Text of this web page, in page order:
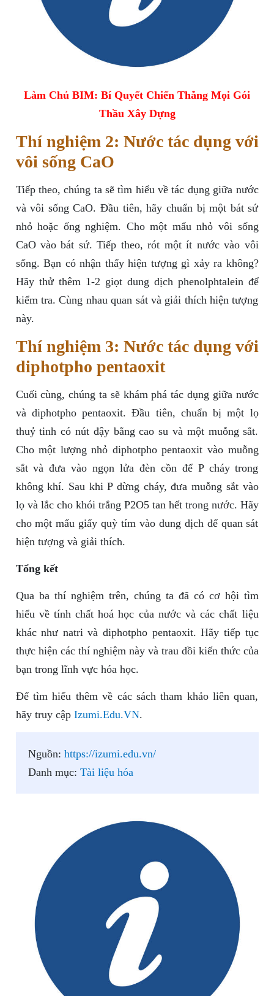
Làm Chủ BIM: Bí Quyết Chiến Thắng Mọi Gói
Thầu Xây Dựng
Thí nghiệm 2: Nước tác dụng với
vôi sống CaO
Tiếp theo, chúng ta sẽ tìm hiểu về tác dụng giữa nước
và vôi sống CaO. Đầu tiên, hãy chuẩn bị một bát sứ
nhỏ hoặc ống nghiệm. Cho một mẩu nhỏ vôi sống
CaO vào bát sứ. Tiếp theo, rót một ít nước vào vôi
sống. Bạn có nhận thấy hiện tượng gì xảy ra không?
Hãy thử thêm 1-2 giọt dung dịch phenolphtalein để
kiểm tra. Cùng nhau quan sát và giải thích hiện tượng
này.
Thí nghiệm 3: Nước tác dụng với
diphotpho pentaoxit
Cuối cùng, chúng ta sẽ khám phá tác dụng giữa nước
và diphotpho pentaoxit. Đầu tiên, chuẩn bị một lọ
thuỷ tinh có nút đậy bằng cao su và một muỗng sắt.
Cho một lượng nhỏ diphotpho pentaoxit vào muỗng
sắt và đưa vào ngọn lửa đèn cồn để P cháy trong
không khí. Sau khi P dừng cháy, đưa muỗng sắt vào
lọ và lắc cho khói trắng P2O5 tan hết trong nước. Hãy
cho một mẩu giấy quỳ tím vào dung dịch để quan sát
hiện tượng và giải thích.
Tổng kết
Qua ba thí nghiệm trên, chúng ta đã có cơ hội tìm
hiểu về tính chất hoá học của nước và các chất liệu
khác như natri và diphotpho pentaoxit. Hãy tiếp tục
thực hiện các thí nghiệm này và trau dồi kiến thức của
bạn trong lĩnh vực hóa học.
Để tìm hiểu thêm về các sách tham khảo liên quan,
hãy truy cập Izumi.Edu.VN.
Nguồn: https://izumi.edu.vn/
Danh mục: Tài liệu hóa